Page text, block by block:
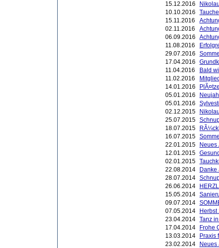
15.12.2016
10.10.2016
15.11.2016
02.11.2016
06.09.2016
11.08.2016
29.07.2016
17.04.2016
11.04.2016
Bald
11.02.2016
14.01.2016
05.01.2016
05.01.2016
02.12.2015
25.07.2015
18.07.2015
16.07.2015
22.01.2015
12.01.2015
02.01.2015
22.08.2014
Danke
28.07.2014
26.06.2014
15.05.2014
09.07.2014
07.05.2014
23.04.2014 Tanz
17.04.2014
Frohe
13.03.2014
Praxis
23.02.2014
Neues